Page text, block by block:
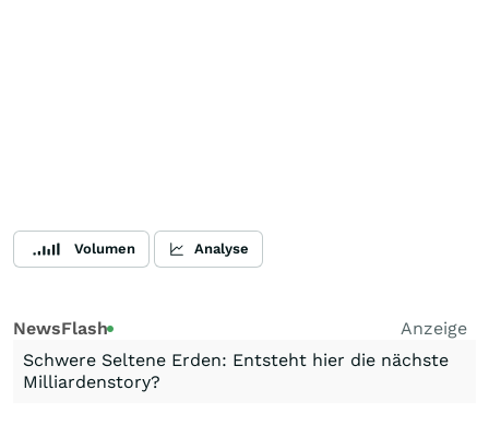
Volumen Analyse
NewsFlash
Anzeige
Schwere Seltene Erden: Entsteht hier die nächste
Milliardenstory?